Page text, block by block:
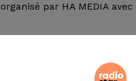
par HA MEDIA avec